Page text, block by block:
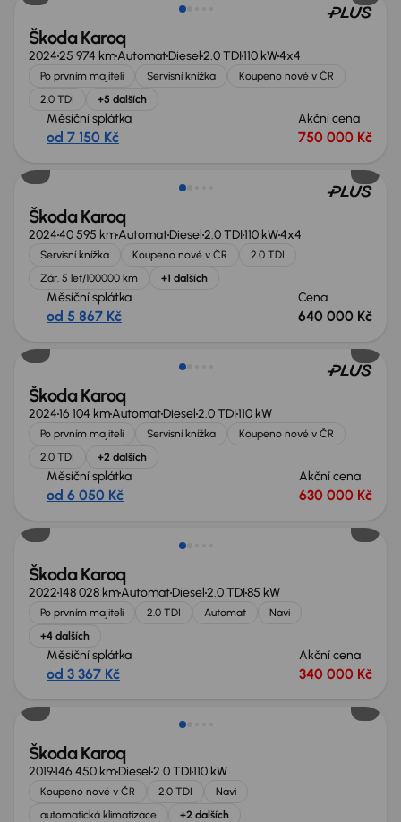
Škoda Karoq
202425 974 kmAutomatDiesel2.0 TDI110 kW4x4
Po prvním majiteli Servisní knížka
Koupeno nové v ČR
2.0 TDI
+5 dalších
Měsíční splátka
od 7 150 Kč
Akční cena
750 000 Kč
Zlevněno o 60 000 Kč
Škoda Karoq
202440 595 kmAutomatDiesel2.0 TDI110 kW4x4
Servisní knížka Koupeno nové v ČR
2.0 TDI
Zár. 5 let/100000 km
+1 dalších
Měsíční splátka
od 5 867 Kč
Cena
640 000 Kč
Zlevněno o 70 000 Kč
Škoda Karoq
202416 104 kmAutomatDiesel2.0 TDI110 kW
Po prvním majiteli Servisní knížka
Koupeno nové v ČR
2.0 TDI
+2 dalších
Měsíční splátka
od 6 050 Kč
Akční cena
630 000 Kč
Zlevněno o 70 000 Kč
Škoda Karoq
2022148 028 kmAutomatDiesel2.0 TDI85 kW
Po prvním majiteli 2.0 TDI Automat
Navi
+4 dalších
Měsíční splátka
od 3 367 Kč
Akční cena
340 000 Kč
Škoda Karoq
2019146 450 kmDiesel2.0 TDI110 kW
Koupeno nové v ČR 2.0 TDI
Navi
automatická klimatizace
+2 dalších